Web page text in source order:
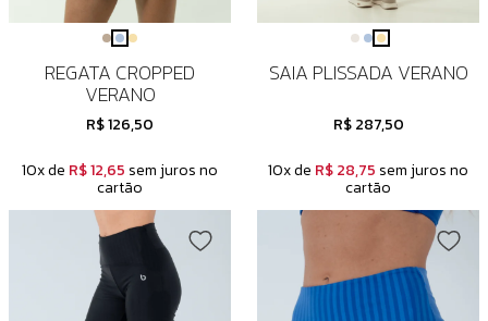
REGATA CROPPED
VERANO
R$ 126,50
10x de R$ 12,65 sem juros no
cartão
SAIA PLISSADA VERANO
R$ 287,50
10x de R$ 28,75 sem juros no
cartão